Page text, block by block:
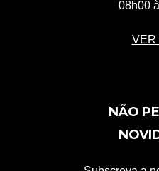
08h00
VER
NÃO